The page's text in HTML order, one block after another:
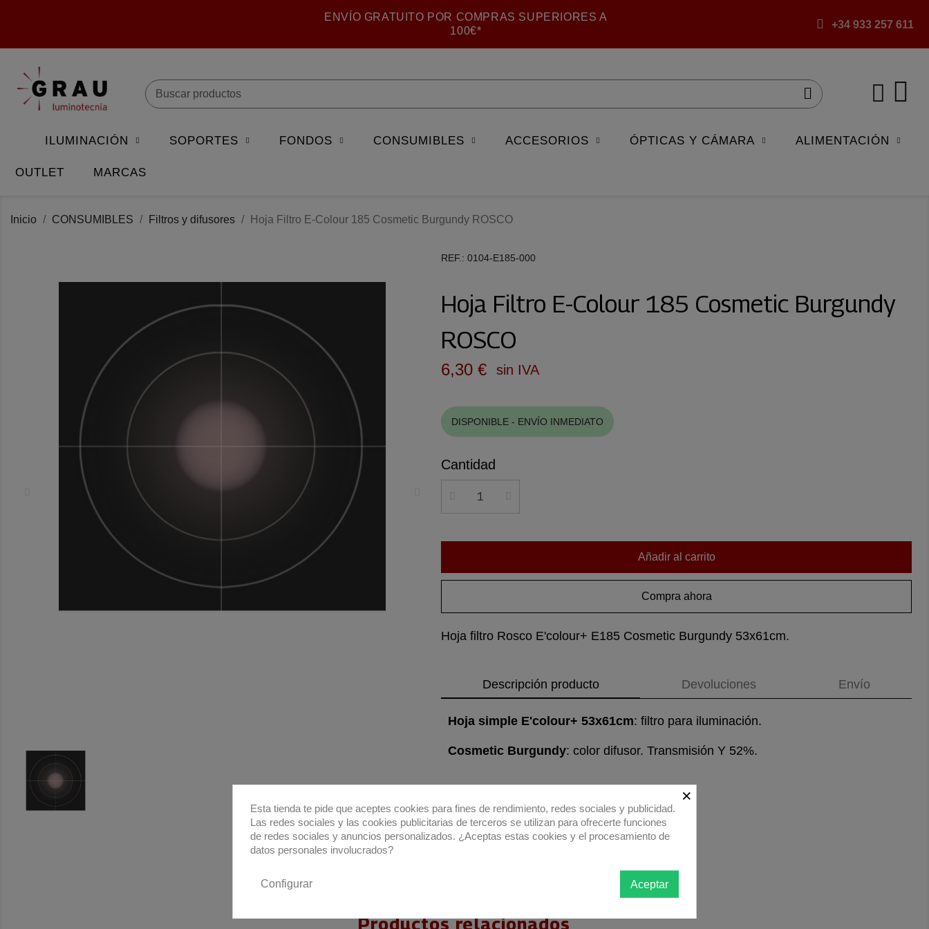
ENVÍO GRATUITO POR COMPRAS SUPERIORES A
100€*
+34 933 257 611
ILUMINACIÓN SOPORTES FONDOS CONSUMIBLES ACCESORIOS ÓPTICAS Y CÁMARA ALIMENTACIÓN
OUTLET MARCAS
Inicio CONSUMIBLES Filtros y difusores Hoja Filtro E-Colour 185 Cosmetic Burgundy ROSCO
REF. 0104-E185-000
Hoja Filtro E-Colour 185 Cosmetic Burgundy
ROSCO
6,30 € sin IVA
DISPONIBLE - ENVÍO INMEDIATO
Cantidad
Añadir al carrito
Compra ahora
Hoja filtro Rosco E'colour+ E185 Cosmetic Burgundy 53x61cm.
Descripción producto Devoluciones Envío
Hoja simple E'colour+ 53x61cm: filtro para iluminación.
Cosmetic Burgundy: color difusor. Transmisión Y 52%.
Productos relacionados
×
Esta tienda te pide que aceptes cookies para fines de rendimiento, redes sociales y publicidad.
Las redes sociales y las cookies publicitarias de terceros se utilizan para ofrecerte funciones
de redes sociales y anuncios personalizados. ¿Aceptas estas cookies y el procesamiento de
datos personales involucrados?
Aceptar
Configurar